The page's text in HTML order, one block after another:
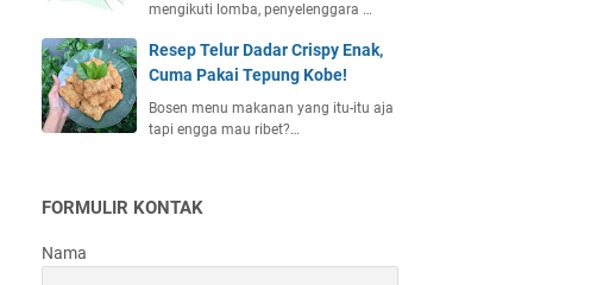
mengikuti lomba, penyelenggara …
Resep Telur Dadar Crispy Enak,
Cuma Pakai Tepung Kobe!
Bosen menu makanan yang itu-itu aja
tapi engga mau ribet?…
FORMULIR KONTAK
Nama